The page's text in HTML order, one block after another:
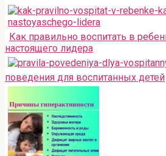
Как правильно воспитать в
настоящего лидера
поведения для воспитанных детей